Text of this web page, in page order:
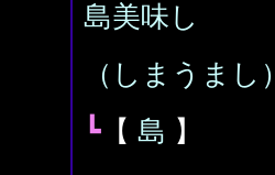
島美味し
（しまうまし）
┗ 【 島 】